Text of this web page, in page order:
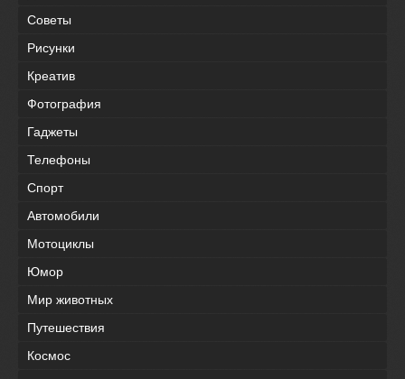
Советы
Рисунки
Креатив
Фотография
Гаджеты
Телефоны
Спорт
Автомобили
Мотоциклы
Юмор
Мир животных
Путешествия
Космос